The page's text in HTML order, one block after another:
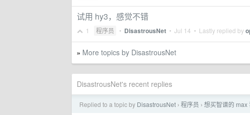
试用 hy3，感觉不错
1 程序员 • DisastrousNet • Jul 14 • Lastly replied by
» More topics by DisastrousNet
DisastrousNet's recent replies
Replied to a topic by DisastrousNet › 程序员 › 想买智谱的 max